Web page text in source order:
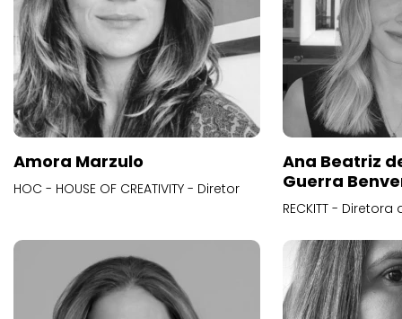
Amora Marzulo
HOC - HOUSE OF CREATIVITY - Diretor
Ana Beatriz
Guerra
RECKITT -